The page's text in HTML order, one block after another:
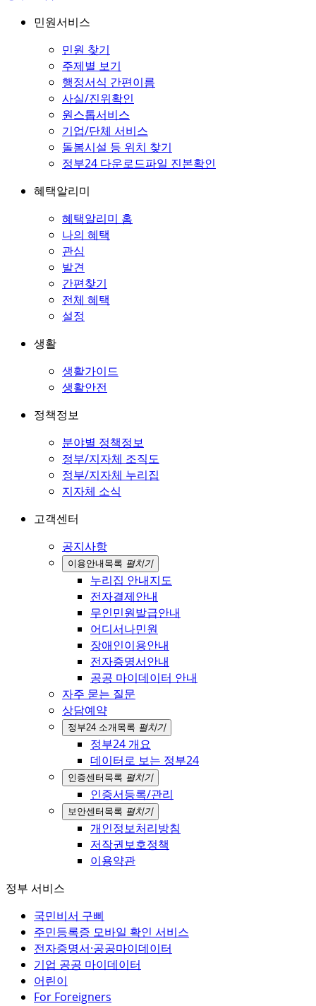
민원서비스
민원 찾기
주제별 보기
행정서식 간편이름
사실/진위확인
원스톱서비스
기업/단체 서비스
돌봄시설 등 위치 찾기
정부24 다운로드파일 진본확인
혜택알리미
혜택알리미 홈
나의 혜택
관심
발견
간편찾기
전체 혜택
설정
생활
생활가이드
생활안전
정책정보
분야별 정책정보
정부/지자체 조직도
정부/지자체 누리집
지자체 소식
고객센터
공지사항
이용안내 목록 펼치기
누리집 안내지도
전자결제안내
무인민원발급안내
어디서나민원
장애인이용안내
전자증명서안내
공공 마이데이터 안내
자주 묻는 질문
상담예약
정부24 소개 목록 펼치기
정부24 개요
데이터로 보는 정부24
인증센터 목록 펼치기
인증서등록/관리
보안센터 목록 펼치기
개인정보처리방침
저작권보호정책
이용약관
정부 서비스
국민비서 구삐
주민등록증 모바일 확인 서비스
전자증명서·공공마이데이터
기업 공공 마이데이터
어린이
For Foreigners